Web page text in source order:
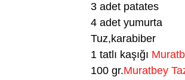
3 adet patates
4 adet yumurta
Tuz,karabiber
1 tatlı kaşığı
100 gr.Muratbey